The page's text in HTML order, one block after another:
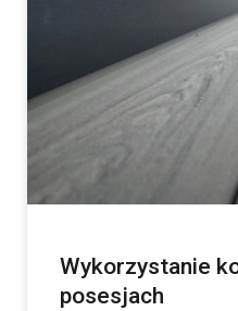
Wykorzystanie
posesjach